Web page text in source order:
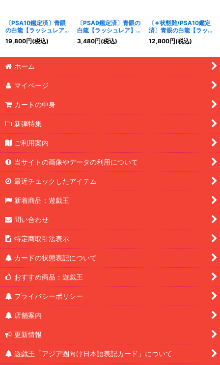
〔PSA10鑑定済〕青眼
の白龍【ラッシュレア】
{RD/KP01-JP000
《RDモンスター》
19,800円(税込)
〔PSA9鑑定済〕青眼の
白龍【ラッシュレア】
{RD/KP01-JP000
《RDモンスター》
3,480円(税込)
〔※状態難/PSA10鑑定
済〕青眼の白龍【ラッシ
ュレア】{RD/KP01-
JP000}《RDモンスタ
12,800円(税込)
ホーム
マイページ
カートの中身
新弾特集
ご利用案内
当サイトの画像やデータの利用について
最近チェックしたアイテム
新着商品：遊戯王
問い合わせ
特定商取引法表示
カードの状態表記について
おすすめ商品：遊戯王
プライバシーポリシー
店舗案内
更新情報
遊戯王「アジア圏向け日本語表記カード」について